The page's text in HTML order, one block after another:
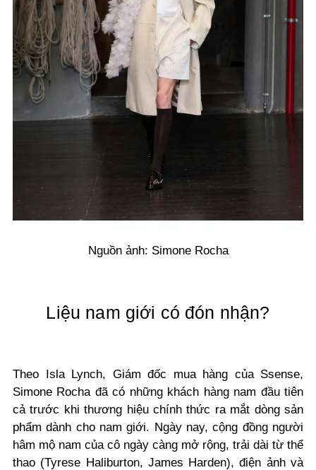
Nguồn ảnh: Simone Rocha
Liệu nam giới có đón nhận?
Theo Isla Lynch, Giám đốc mua hàng của Ssense,
Simone Rocha đã có những khách hàng nam đầu tiên
cả trước khi thương hiệu chính thức ra mắt dòng sản
phẩm dành cho nam giới. Ngày nay, cộng đồng người
hâm mộ nam của cô ngày càng mở rộng, trải dài từ thể
thao (Tyrese Haliburton, James Harden), điện ảnh và